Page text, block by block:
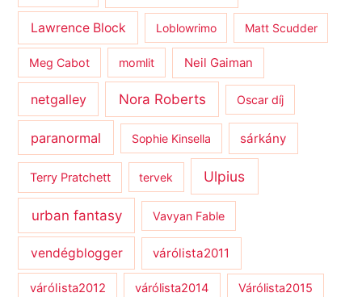
Lawrence Block Loblowrimo Matt Scudder
Meg Cabot momlit Neil Gaiman
netgalley Nora Roberts Oscar díj
paranormal Sophie Kinsella sárkány
Terry Pratchett tervek Ulpius
urban fantasy Vavyan Fable
vendégblogger várólista2011
várólista2012 várólista2014 Várólista2015